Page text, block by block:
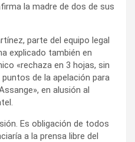
la madre de dos de sus
parte del equipo legal
explicado también en
«rechaza en 3 hojas, sin
de la apelación para
en alusión al
Es obligación de todos
a la prensa libre del